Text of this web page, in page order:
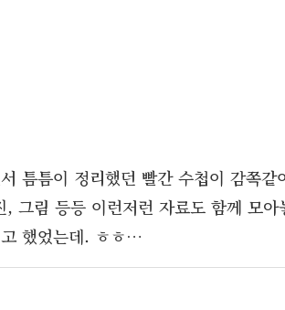
틈틈이 정리했던 빨간 수첩이 감쪽
그림 등등 이런저런 자료도 함께 모
했었는데. ㅎㅎ…